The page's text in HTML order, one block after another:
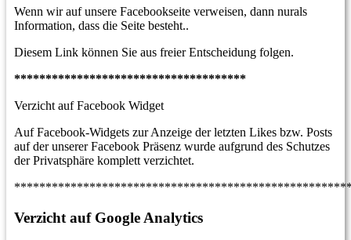
Wenn wir auf unsere Facebookseite verweisen, dann nurals
Information, dass die Seite besteht..
Diesem Link können Sie aus freier Entscheidung folgen.
*************************************
Verzicht auf Facebook Widget
Auf Facebook-Widgets zur Anzeige der letzten Likes bzw. Posts
auf der unserer Facebook Präsenz wurde aufgrund des Schutzes
der Privatsphäre komplett verzichtet.
Verzicht auf Google Analytics